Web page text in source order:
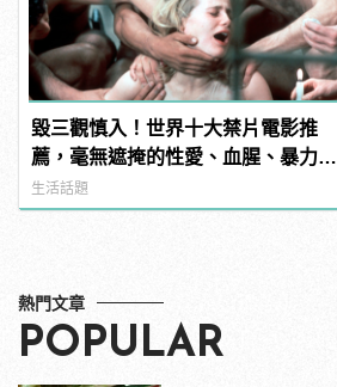
毀三觀慎入！世界十大禁片電影推
薦，毫無遮掩的性愛、血腥、暴力、
噁心到極致！ | manfashion這樣變型
男
生活話題
熱門文章
POPULAR